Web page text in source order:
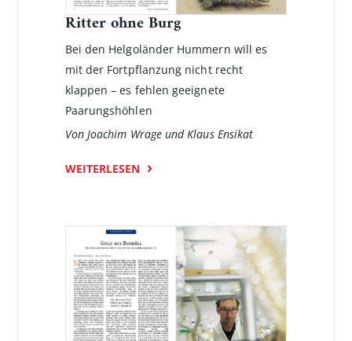
Ritter ohne Burg
Bei den Helgoländer Hummern will es
mit der Fortpflanzung nicht recht
klappen – es fehlen geeignete
Paarungshöhlen
Von Joachim Wrage und Klaus Ensikat
WEITERLESEN